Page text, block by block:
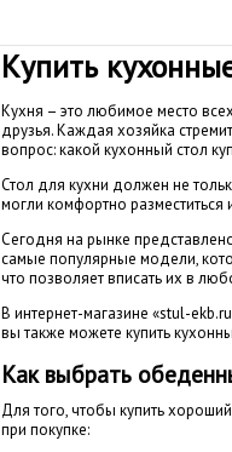
Купить
Кухня – это любимое место
друзья. Каждая хозяйка
вопрос: какой кухонный стол
Стол для кухни должен не
могли комфортно
Сегодня на рынке
самые популярные модели,
что позволяет вписать их в
В интернет-магазине «stul-
вы также можете купить
Как выбрать
Для того, чтобы купить
при покупке: